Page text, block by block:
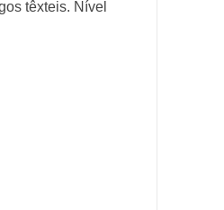
têxteis. Nível